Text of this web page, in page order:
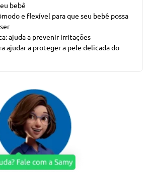
bebê
e flexível para que seu bebê possa
ajuda a prevenir irritações
ajudar a proteger a pele delicada do